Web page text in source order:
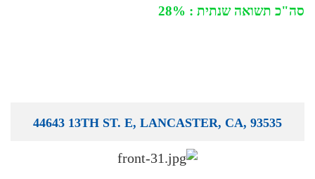
סה"כ תשואה שנתית : 28%
44643 13TH ST. E, LANCASTER, CA, 93535